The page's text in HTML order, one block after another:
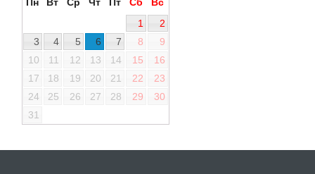
Пн Вт Ср Чт Пт Сб
Вс
1
2
3
4 5 6 7 8
9
10
11 12 13 14 15
16
17
18 19 20 21 22
23
24
25 26 27 28 29
30
31